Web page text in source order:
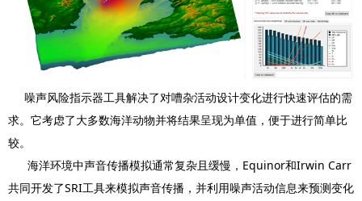
噪声风险指示器工具解决了对嘈杂活动设计变化进行快速评估的需
求。它考虑了大多数海洋动物并将结果呈现为单值，便于进行简单比
较。
海洋环境中声音传播模拟通常复杂且缓慢，Equinor和Irwin Carr
共同开发了SRI工具来模拟声音传播，并利用噪声活动信息来预测变化